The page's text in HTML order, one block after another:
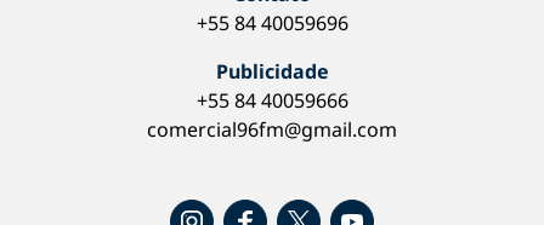
+55 84 40059696
Publicidade
+55 84 40059666
comercial96fm@gmail.com